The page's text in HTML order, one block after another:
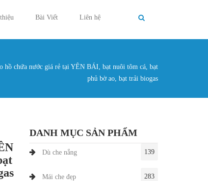
Bài Viết Liên hệ
hồ chứa nước giá rẻ tại YÊN BÁI, bạt nuôi tôm cá, bạt
phủ bờ ao, bạt trải biogas
DANH MỤC SẢN PHẨM
Dù che nắng 139
Mái che đẹp 283